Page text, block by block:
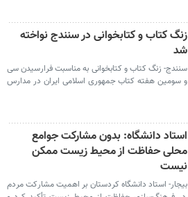
زنگ کتاب و کتابخوانی در سنندج نواخته
شد
سنندج- زنگ کتاب و کتابخوانی به مناسبت فرارسیدن سی
و سومین هفته کتاب جمهوری اسلامی ایران در مدارس
استاد دانشگاه: بدون مشارکت جوامع
محلی حفاظت از محیط زیست ممکن
نیست
بیجار- استاد دانشگاه کردستان بر اهمیت مشارکت مردم